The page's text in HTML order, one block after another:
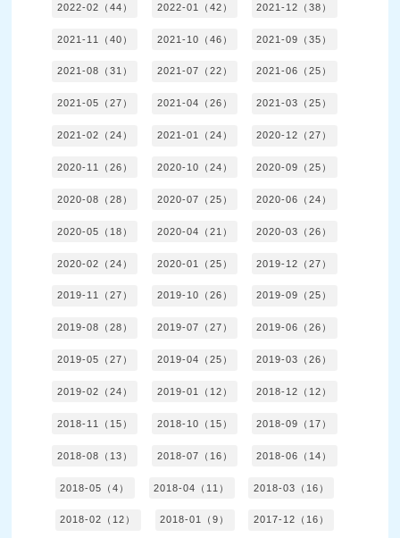
2022-02（44） 2022-01（42） 2021-12（38）
2021-11（40） 2021-10（46） 2021-09（35）
2021-08（31） 2021-07（22） 2021-06（25）
2021-05（27） 2021-04（26） 2021-03（25）
2021-02（24） 2021-01（24） 2020-12（27）
2020-11（26） 2020-10（24） 2020-09（25）
2020-08（28） 2020-07（25） 2020-06（24）
2020-05（18） 2020-04（21） 2020-03（26）
2020-02（24） 2020-01（25） 2019-12（27）
2019-11（27） 2019-10（26） 2019-09（25）
2019-08（28） 2019-07（27） 2019-06（26）
2019-05（27） 2019-04（25） 2019-03（26）
2019-02（24） 2019-01（12） 2018-12（12）
2018-11（15） 2018-10（15） 2018-09（17）
2018-08（13） 2018-07（16） 2018-06（14）
2018-05（4） 2018-04（11） 2018-03（16）
2018-02（12） 2018-01（9） 2017-12（16）